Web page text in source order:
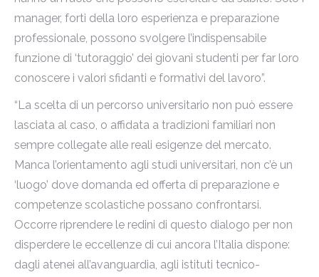
manager, forti della loro esperienza e preparazione
professionale, possono svolgere l’indispensabile
funzione di ‘tutoraggio’ dei giovani studenti per far loro
conoscere i valori sfidanti e formativi del lavoro”.
“La scelta di un percorso universitario non può essere
lasciata al caso, o affidata a tradizioni familiari non
sempre collegate alle reali esigenze del mercato.
Manca l’orientamento agli studi universitari, non c’è un
‘luogo’ dove domanda ed offerta di preparazione e
competenze scolastiche possano confrontarsi.
Occorre riprendere le redini di questo dialogo per non
disperdere le eccellenze di cui ancora l’Italia dispone:
dagli atenei all’avanguardia, agli istituti tecnico-